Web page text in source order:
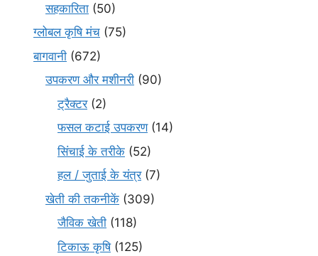
सहकारिता (50)
ग्लोबल कृषि मंच (75)
बागवानी (672)
उपकरण और मशीनरी (90)
ट्रैक्टर(2)
फसल कटाई उपकरण(14)
सिंचाई के तरीके (52)
हल / जुताई के यंत्र(7)
खेती की तकनीकें (309)
जैविक खेती (118)
टिकाऊ कृषि(125)